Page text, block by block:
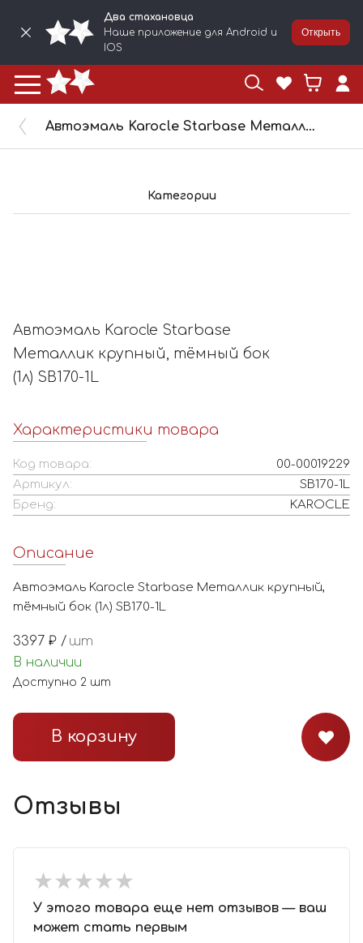
Два стахановца
Наше приложение для Android и
IOS
Открыть
Автоэмаль Karocle Starbase Металлик крупный, тёмный бок (1л) SB170-1L
Категории
Автоэмаль Karocle Starbase
Металлик крупный, тёмный бок
(1л) SB170-1L
Характеристики товара
Код товара:
00-00019229
Артикул:
SB170-1L
Бренд:
KAROCLE
Описание
Автоэмаль Karocle Starbase Металлик крупный,
тёмный бок (1л) SB170-1L
3397 ₽ / шт
В наличии
Доступно 2 шт
В корзину
Отзывы
★★★★★
★★★★★
У этого товара еще нет отзывов — ваш
может стать первым